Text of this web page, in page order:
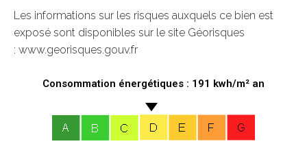
Les informations sur les risques auxquels ce bien est
exposé sont disponibles sur le site Géorisques
: www.georisques.gouv.fr
Consommation énergétiques : 191 kwh/m² an